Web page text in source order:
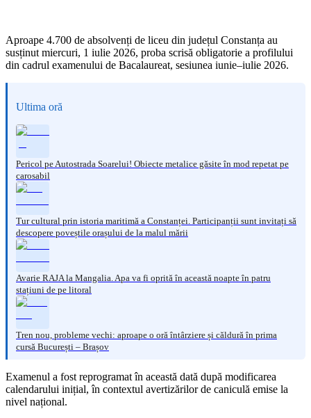
Aproape 4.700 de absolvenți de liceu din județul Constanța au
susținut miercuri, 1 iulie 2026, proba scrisă obligatorie a profilului
din cadrul examenului de Bacalaureat, sesiunea iunie–iulie 2026.
Ultima oră
Pericol pe Autostrada Soarelui! Obiecte metalice găsite în mod repetat pe
carosabil
Tur cultural prin istoria maritimă a Constanței. Participanții sunt invitați să
descopere poveștile orașului de la malul mării
Avarie RAJA la Mangalia. Apa va fi oprită în această noapte în patru
stațiuni de pe litoral
Tren nou, probleme vechi: aproape o oră întârziere și căldură în prima
cursă București – Brașov
Examenul a fost reprogramat în această dată după modificarea
calendarului inițial, în contextul avertizărilor de caniculă emise la
nivel național.